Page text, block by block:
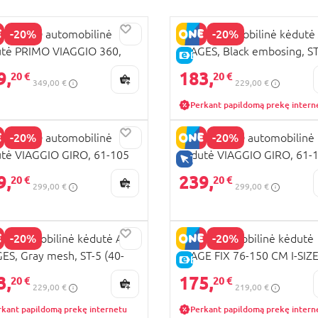
-20%
INTERNETU
automobilinė
PRIMO VIAGGIO 360,
cm, evo metal,
20 €
349,00 €
-20%
E-KAINA
MILLI Automobilinė kėdutė
STAGES, Black embosing,
(40-150cm)
183,20 €
229,00 €
Perkant papildomą prekę
-20%
INTERNETU
automobilinė
VIAGGIO GIRO, 61-105
black,
20 €
299,00 €
-20%
TIK INTERNETU
PEG PEREGO automobilinė
kėdutė VIAGGIO GIRO, 61-
cm, metal,
IMGR000000GU64MO64
239,20 €
299,00 €
-20%
Automobilinė kėdutė ALL
Gray mesh, ST-5 (40-
20 €
229,00 €
papildomą prekę internetu
-20%
E-KAINA
MILLI automobilinė kėdutė
STAGE FIX 76-150 CM I-
black, VTN35
175,20 €
219,00 €
Perkant papildomą prekę